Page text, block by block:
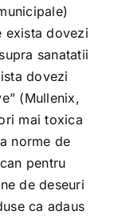
exista dovezi
sanatatii
dovezi
(Mullenix,
mai toxica
norme de
pentru
de deseuri
ca adaus